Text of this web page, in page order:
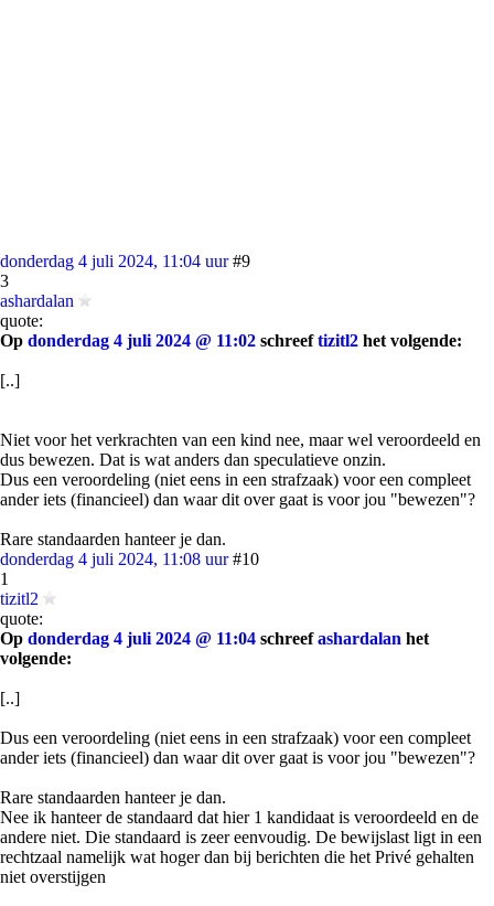
donderdag 4 juli 2024, 11:04 uur #9
3
ashardalan
quote:
Op donderdag 4 juli 2024 @ 11:02 schreeftizitl2 het volgende:
[..]
Niet voor het verkrachten van een kind nee, maar wel veroordeeld en
dus bewezen. Dat is wat anders dan speculatieve onzin.
Dus een veroordeling (niet eens in een strafzaak) voor een compleet
ander iets (financieel) dan waar dit over gaat is voor jou "bewezen"?
Rare standaarden hanteer je dan.
donderdag 4 juli 2024, 11:08 uur #10
1
tizitl2
quote:
Op donderdag 4 juli 2024 @ 11:04 schreefashardalan het
volgende:
[..]
Dus een veroordeling (niet eens in een strafzaak) voor een compleet
ander iets (financieel) dan waar dit over gaat is voor jou "bewezen"?
Rare standaarden hanteer je dan.
Nee ik hanteer de standaard dat hier 1 kandidaat is veroordeeld en de
andere niet. Die standaard is zeer eenvoudig. De bewijslast ligt in een
rechtzaal namelijk wat hoger dan bij berichten die het Privé gehalten
niet overstijgen